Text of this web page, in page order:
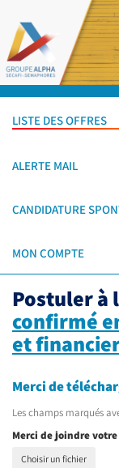
LISTE DES OFFRES
ALERTE MAIL
CANDIDATURE
MON COMPTE
Postuler à
confirmé
et
Merci de
Les champs marqués
Merci de joindre votre
Choisir un fichier